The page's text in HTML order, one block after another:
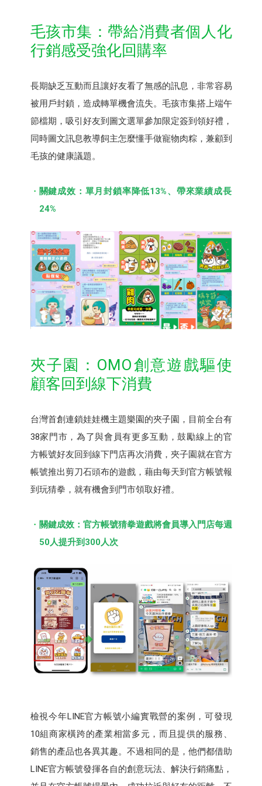
毛孩市集：帶給消費者個人化
行銷感受強化回購率
長期缺乏互動而且讓好友看了無感的訊息，非常容易
被用戶封鎖，造成轉單機會流失。毛孩市集搭上端午
節檔期，吸引好友到圖文選單參加限定簽到領好禮，
同時圖文訊息教導飼主怎麼懂手做寵物肉粽，兼顧到
毛孩的健康議題。
關鍵成效：單月封鎖率降低13%、帶來業績成長
24%
夾子園：OMO創意遊戲驅使
顧客回到線下消費
台灣首創連鎖娃娃機主題樂園的夾子園，目前全台有
38家門市，為了與會員有更多互動，鼓勵線上的官
方帳號好友回到線下門店再次消費，夾子園就在官方
帳號推出剪刀石頭布的遊戲，藉由每天到官方帳號報
到玩猜拳，就有機會到門市領取好禮。
關鍵成效：官方帳號猜拳遊戲將會員導入門店每週
50人提升到300人次
檢視今年LINE官方帳號小編實戰營的案例，可發現
10組商家橫跨的產業相當多元，而且提供的服務、
銷售的產品也各異其趣。不過相同的是，他們都借助
LINE官方帳號發揮各自的創意玩法、解決行銷痛點，